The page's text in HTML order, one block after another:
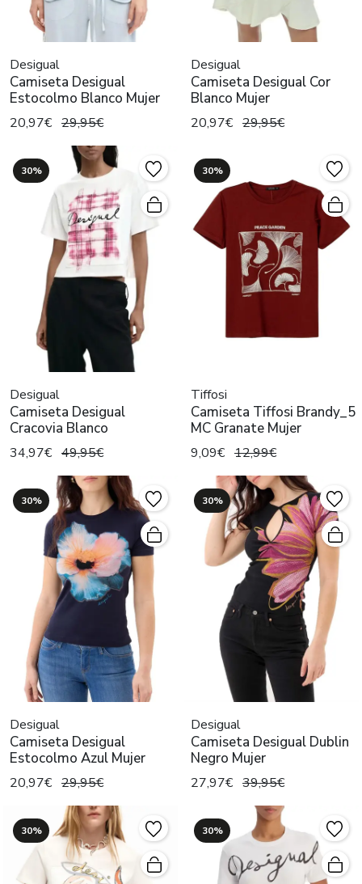
Desigual
Camiseta Desigual
Estocolmo Blanco Mujer
20,97€ 29,95€
Desigual
Camiseta Desigual Cor
Blanco Mujer
20,97€ 29,95€
30%
Desigual
Camiseta Desigual
Cracovia Blanco
34,97€ 49,95€
30%
Tiffosi
Camiseta Tiffosi Brandy_5
MC Granate Mujer
9,09€ 12,99€
30%
Desigual
Camiseta Desigual
Estocolmo Azul Mujer
20,97€ 29,95€
30%
Desigual
Camiseta Desigual Dublin
Negro Mujer
27,97€ 39,95€
30% 30%